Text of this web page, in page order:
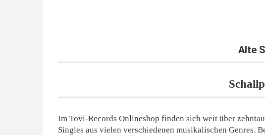
Alte
Im Tovi-Records Onlineshop finden sich weit über
Singles aus vielen verschiedenen musikalischen Genres.